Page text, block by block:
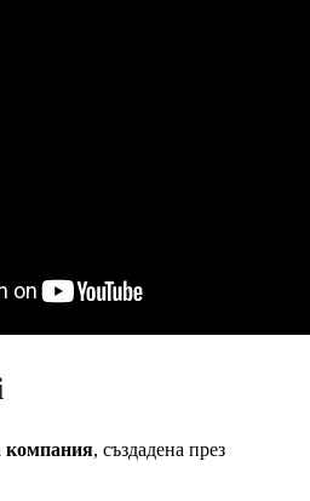
компания, създадена през